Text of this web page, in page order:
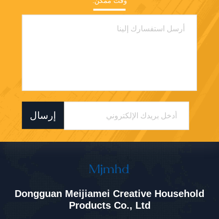
إرسال
Dongguan Meijiamei Creative Household
Products Co., Ltd